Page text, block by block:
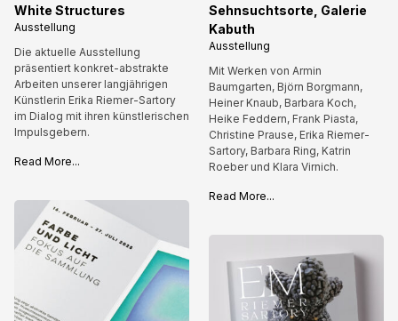
White Structures
Ausstellung
Die aktuelle Ausstellung
präsentiert konkret-abstrakte
Arbeiten unserer langjährigen
Künstlerin Erika Riemer-Sartory
im Dialog mit ihren künstlerischen
Impulsgebern.
Read More...
Sehnsuchtsorte, Galerie
Kabuth
Ausstellung
Mit Werken von Armin
Baumgarten, Björn Borgmann,
Heiner Knaub, Barbara Koch,
Heike Feddern, Frank Piasta,
Christine Prause, Erika Riemer-
Sartory, Barbara Ring, Katrin
Roeber und Klara Virnich.
Read More...